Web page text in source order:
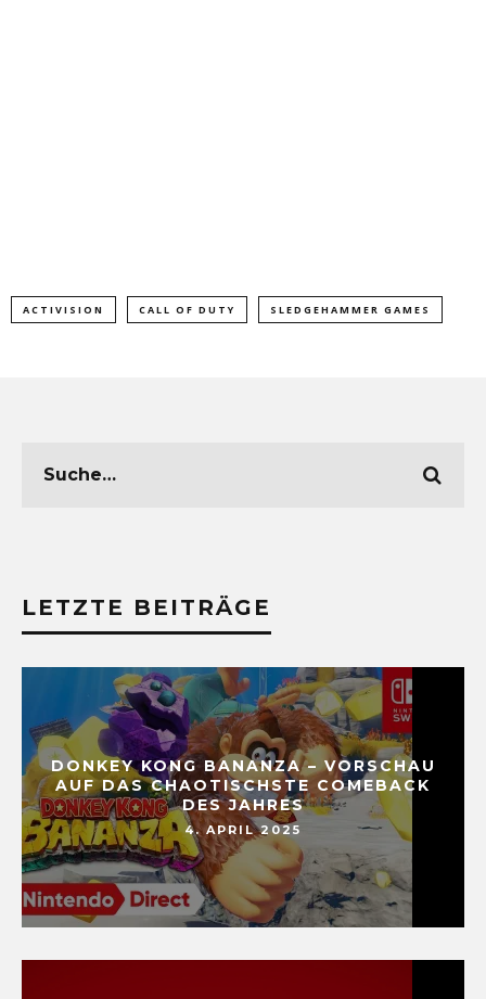
ACTIVISION CALL OF DUTY SLEDGEHAMMER GAMES
LETZTE BEITRÄGE
DONKEY KONG BANANZA – VORSCHAU
AUF DAS CHAOTISCHSTE COMEBACK
DES JAHRES
4. APRIL 2025